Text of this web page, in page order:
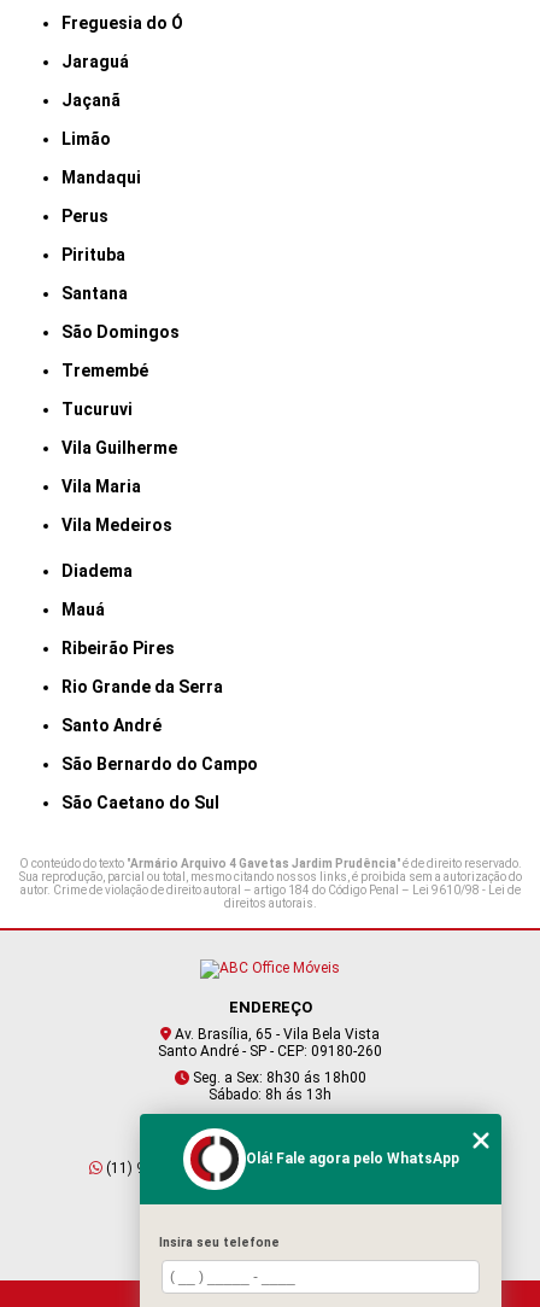
Freguesia do Ó
Jaraguá
Jaçanã
Limão
Mandaqui
Perus
Pirituba
Santana
São Domingos
Tremembé
Tucuruvi
Vila Guilherme
Vila Maria
Vila Medeiros
Diadema
Mauá
Ribeirão Pires
Rio Grande da Serra
Santo André
São Bernardo do Campo
São Caetano do Sul
O conteúdo do texto "Armário Arquivo 4 Gavetas Jardim Prudência" é de direito reservado.
Sua reprodução, parcial ou total, mesmo citando nossos links, é proibida sem a autorização do
autor. Crime de violação de direito autoral – artigo 184 do Código Penal – Lei 9610/98 - Lei de
direitos autorais.
ENDEREÇO
Av. Brasília, 65 - Vila Bela Vista
Santo André - SP - CEP: 09180-260
Seg. a Sex: 8h30 ás 18h00
Sábado: 8h ás 13h
CONTATO
(11) 95409-2229
(11) 4901-6045
vendas@abcofficemoveis.com.br
Olá! Fale agora pelo WhatsApp
Insira seu telefone